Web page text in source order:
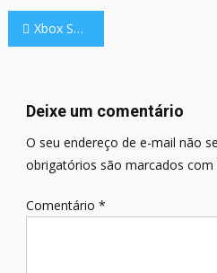
Navegação
Post
Xbox Series S enfrenta restrições de VRAM semelhantes às GPUs de 8GB.
Deixe um comentário
O seu endereço de e-mail não
obrigatórios são marcados com
Comentário *